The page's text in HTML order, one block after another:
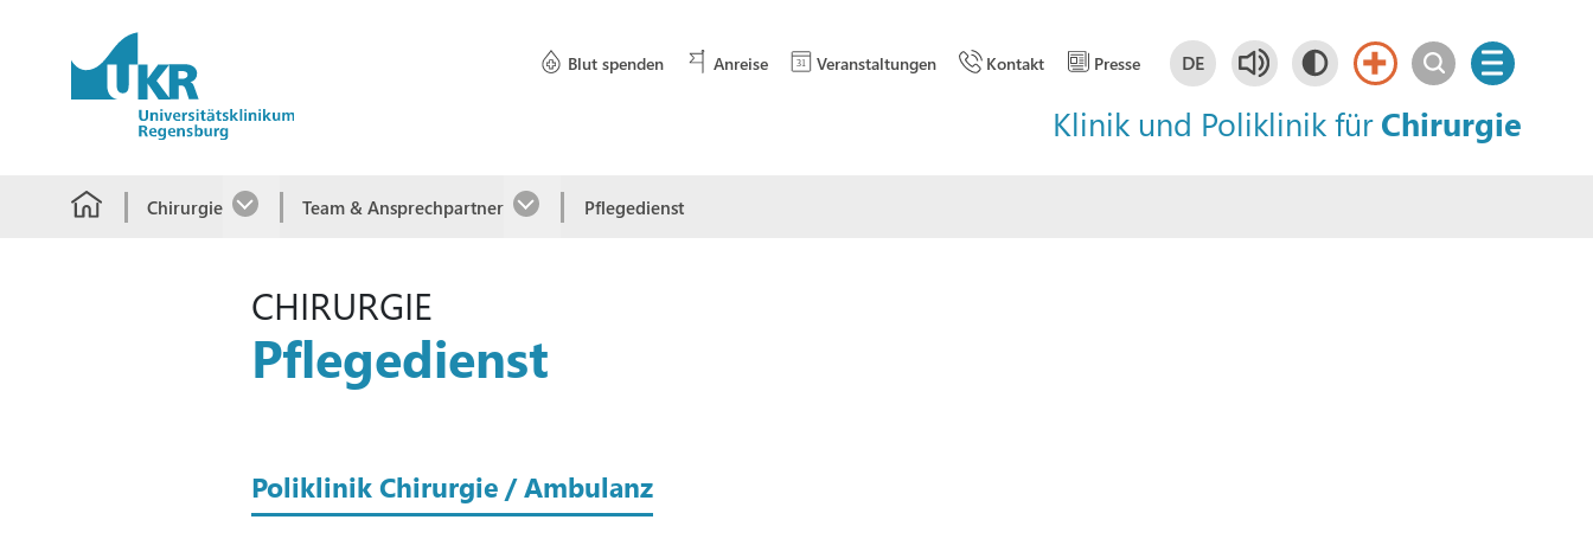
Springe zum Hauptinhalt Blut spenden Anreise Veranstaltungen Kontakt Presse DE
Deutsch
DE
Klinik und Poliklinik fürChirurgie
Chirurgie Team & Ansprechpartner Pflegedienst
CHIRURGIE
Pflegedienst
Poliklinik Chirurgie / Ambulanz